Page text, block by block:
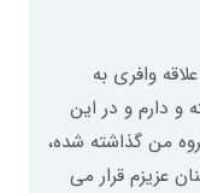
وافری به
و دارم و در این
من گذاشته شده،
عزیزم قرار می